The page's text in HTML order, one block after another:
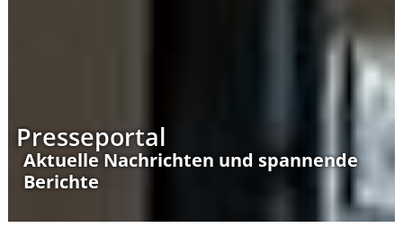
Presseportal
Aktuelle Nachrichten und spannende
Berichte